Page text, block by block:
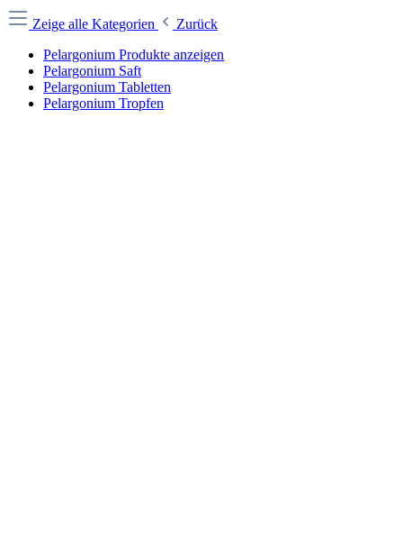
Zeige alle Kategorien
Zurück
Pelargonium Produkte anzeigen
Pelargonium Saft
Pelargonium Tabletten
Pelargonium Tropfen